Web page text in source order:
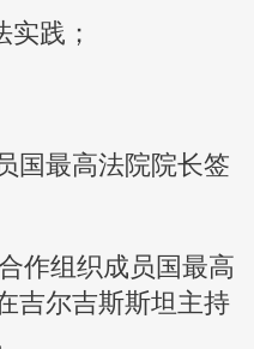
践；
国最高法院院长签
作组织成员国最高
吉尔吉斯斯坦主持